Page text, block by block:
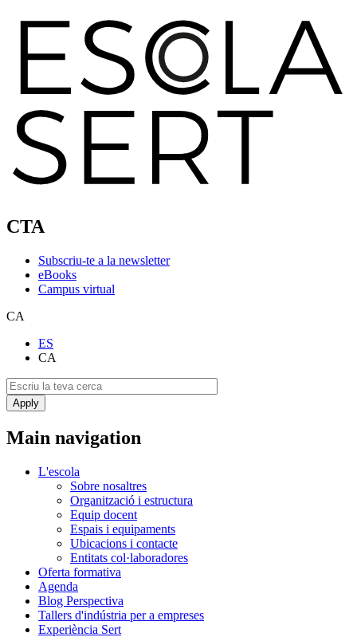
CTA
Subscriu-te a la newsletter
eBooks
Campus virtual
CA
ES
CA
Main navigation
L'escola
Sobre nosaltres
Organització i estructura
Equip docent
Espais i equipaments
Ubicacions i contacte
Entitats col·laboradores
Oferta formativa
Agenda
Blog Perspectiva
Tallers d'indústria per a empreses
Experiència Sert